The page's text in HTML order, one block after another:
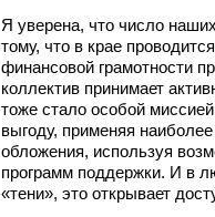
Я уверена, что число
тому, что в крае
финансовой грамотности
коллектив принимает
тоже стало особой
выгоду, применяя
обложения, используя
программ поддержки. И в
«тени», это открывает